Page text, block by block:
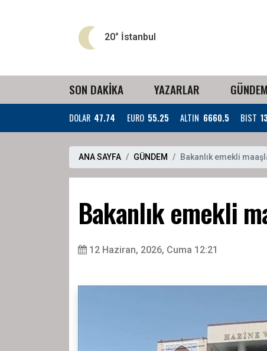
20° İstanbul
SON DAKİKA YAZARLAR GÜNDEM
DOLAR 47.74 EURO 55.25 ALTIN 6660.5 BIST
ANA SAYFA GÜNDEM Bakanlık emekli
Bakanlık emekli
12 Haziran, 2026, Cuma 12:21